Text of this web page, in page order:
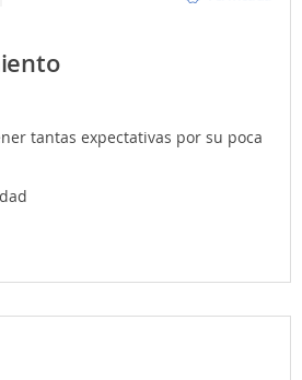
tantas expectativas por su poca